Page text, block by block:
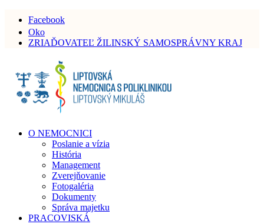
Facebook
Oko
ZRIAĎOVATEĽ ŽILINSKÝ SAMOSPRÁVNY KRAJ
O NEMOCNICI
Poslanie a vízia
História
Management
Zverejňovanie
Fotogaléria
Dokumenty
Správa majetku
PRACOVISKÁ